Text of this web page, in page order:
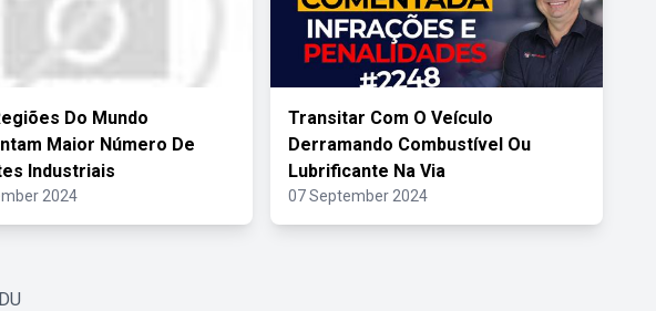
Do Mundo
Maior Número De
Industriais
2024
Transitar Com O Veículo
Derramando Combustível Ou
Lubrificante Na Via
07 September 2024